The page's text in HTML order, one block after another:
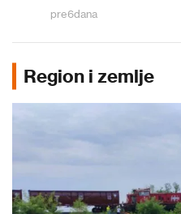
pre6dana
Region i zemlje